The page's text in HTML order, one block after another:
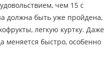
чем 15 с
должна быть уже пройдена,
легкую куртку. Даже
меняется быстро, особенно